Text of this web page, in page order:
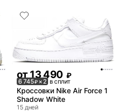
от13 490 ₽
6 745₽× 2 в сплит
Кроссовки Nike Air Force 1
Shadow White
15 дней